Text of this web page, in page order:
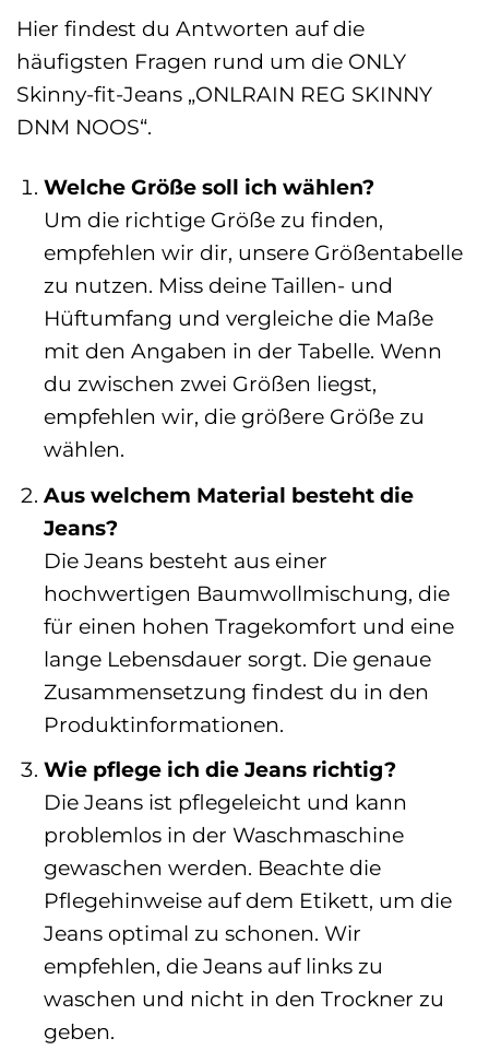
Hier findest du Antworten auf die
häufigsten Fragen rund um die ONLY
Skinny-fit-Jeans „ONLRAIN REG SKINNY
DNM NOOS“.
Welche Größe soll ich wählen?
Um die richtige Größe zu finden,
empfehlen wir dir, unsere Größentabelle
zu nutzen. Miss deine Taillen- und
Hüftumfang und vergleiche die Maße
mit den Angaben in der Tabelle. Wenn
du zwischen zwei Größen liegst,
empfehlen wir, die größere Größe zu
wählen.
Aus welchem Material besteht die
Jeans?
Die Jeans besteht aus einer
hochwertigen Baumwollmischung, die
für einen hohen Tragekomfort und eine
lange Lebensdauer sorgt. Die genaue
Zusammensetzung findest du in den
Produktinformationen.
Wie pflege ich die Jeans richtig?
Die Jeans ist pflegeleicht und kann
problemlos in der Waschmaschine
gewaschen werden. Beachte die
Pflegehinweise auf dem Etikett, um die
Jeans optimal zu schonen. Wir
empfehlen, die Jeans auf links zu
waschen und nicht in den Trockner zu
geben.